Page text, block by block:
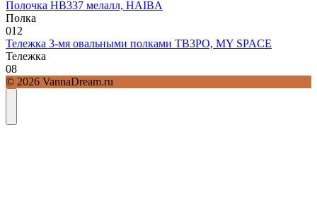
Полочка HB337 мелалл, HAIBA
Полка
012
Тележка 3-мя овальными полками TB3PO, MY SPACE
Тележка
08
© 2026 VannaDream.ru